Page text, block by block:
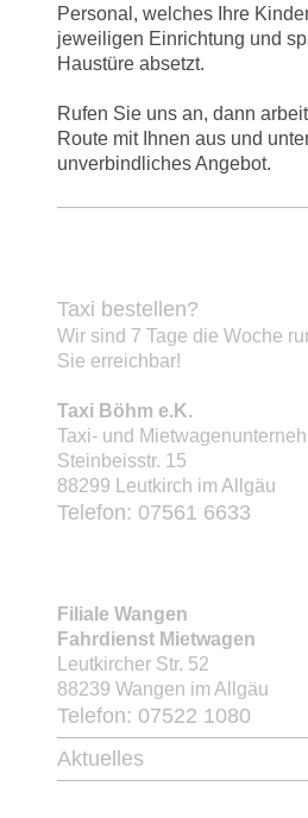
Personal, welches Ihre
jeweiligen Einrichtung und
Haustüre absetzt.
Rufen Sie uns an, dann
Route mit Ihnen aus und
unverbindliches Angebot.
Taxi bestellen?
Wir sind 7 Tage die Woche
Sie erreichbar!
Taxi Böhm e.K.
Taxi- und
Steinbeisstr. 15
88299 Leutkirch im Allgäu
Telefon: 07561 6633
Filiale Wangen
Fahrdienst Mietwagen
Leutkircher Str. 52
88239 Wangen im Allgäu
Telefon: 07522 1080
Aktuelles